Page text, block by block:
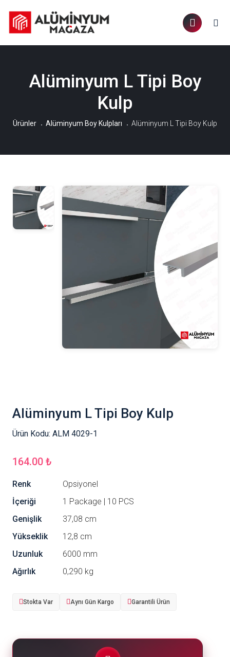
Alüminyum L Tipi Boy
Kulp
Ürünler Alüminyum Boy Kulpları Alüminyum L Tipi Boy Kulp
Alüminyum L Tipi Boy Kulp
Ürün Kodu: ALM 4029-1
164.00 ₺
Renk
Opsiyonel
İçeriği
1 Package | 10 PCS
Genişlik
37,08 cm
Yükseklik
12,8 cm
Uzunluk
6000 mm
Ağırlık
0,290 kg
Stokta Var Aynı Gün Kargo Garantili Ürün